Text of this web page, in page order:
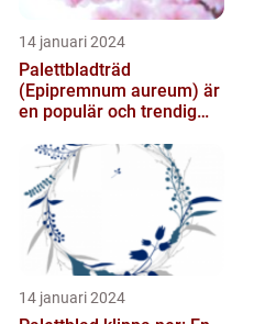
14 januari 2024
Palettbladträd
(Epipremnum aureum) är
en populär och trendig
populär de ...
14 januari 2024